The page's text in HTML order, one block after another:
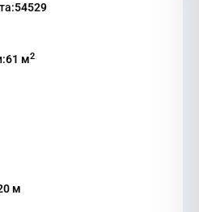
54529
61 м2
м